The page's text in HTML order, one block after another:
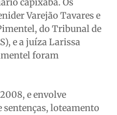
capixaba. Os
Varejão Tavares e
do Tribunal de
e a juíza Larissa
foram
e envolve
sentenças, loteamento